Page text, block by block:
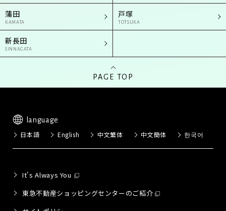
蒲田
KAMATA
戸塚
TOTSUKA
新長田
SINNAGATA
PAGE TOP
language
日本語 English 中文繁体 中文簡体 한국어
It's Always You
東急不動産ショッピングセンターのご紹介